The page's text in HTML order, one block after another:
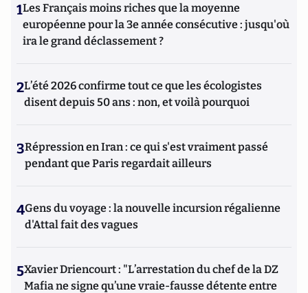
1Les Français moins riches que la moyenne
européenne pour la 3e année consécutive : jusqu'où
ira le grand déclassement ?
2L’été 2026 confirme tout ce que les écologistes
disent depuis 50 ans : non, et voilà pourquoi
3Répression en Iran : ce qui s'est vraiment passé
pendant que Paris regardait ailleurs
4Gens du voyage : la nouvelle incursion régalienne
d'Attal fait des vagues
5Xavier Driencourt : "L’arrestation du chef de la DZ
Mafia ne signe qu’une vraie-fausse détente entre